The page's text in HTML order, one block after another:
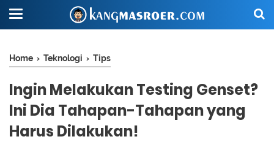
Home › Teknologi › Tips
Ingin Melakukan Testing Genset?
Ini Dia Tahapan-Tahapan yang
Harus Dilakukan!